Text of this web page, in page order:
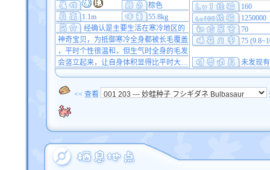
160
1250000
70
75
未发现
棕色
1.1m
55.8kg
经确认是主要生活在寒冷地区的
神奇宝贝，为抵御寒冷全身都被长毛覆盖
，平时个性很温和，但生气时全身的毛发
会竖立起来，让自身体积显得比平时大…
<< 查看